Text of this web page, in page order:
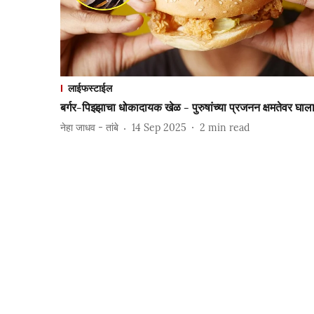
लाईफस्टाईल
बर्गर-पिझ्झाचा धोकादायक खेळ - पुरुषांच्या प्रजनन क्षमतेवर घाला
नेहा जाधव - तांबे 14 Sep 2025 2 min read